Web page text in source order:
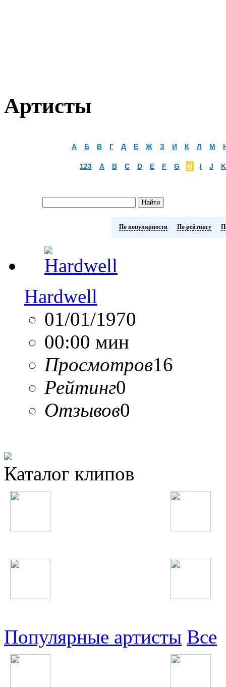
Артисты
А Б В Г Д Е Ж З И К Л М
123 A B C D E F G H I J K
По популярности По рейтингу
Hardwell
01/01/1970
00:00 мин
Просмотров16
Рейтинг0
Отзывов0
Каталог клипов
Популярные артисты Все